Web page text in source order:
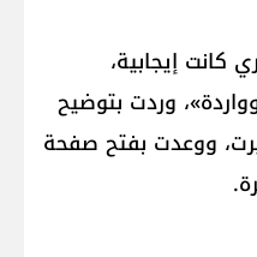
كانت إيجابية،
وردت بتوضيح
ووعدت بفتح صفحة